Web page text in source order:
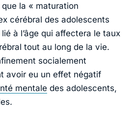
la « maturation
cérébral des adolescents
à l’âge qui affectera le taux
tout au long de la vie.
socialement
avoir eu un effet négatif
mentale des adolescents,